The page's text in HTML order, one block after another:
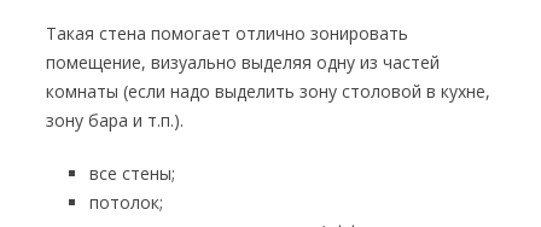
Такая стена помогает отлично зонировать
помещение, визуально выделяя одну из частей
комнаты (если надо выделить зону столовой в кухне,
зону бара и т.п.).
все стены;
потолок;